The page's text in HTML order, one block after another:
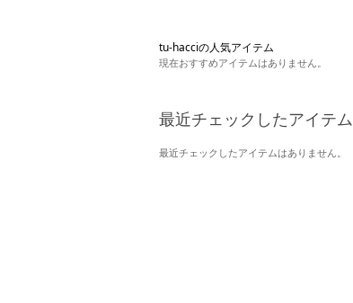
tu-hacciの人気アイテム
現在おすすめアイテムはありません。
最近チェックしたアイテム
最近チェックしたアイテムはありません。